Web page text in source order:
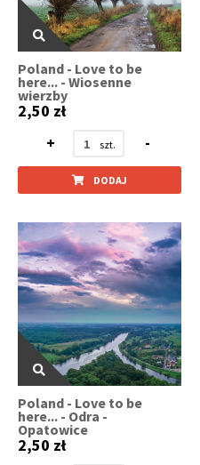
Poland - Love to be
here... - Wiosenne
wierzby
2,50 zł
+
-
DODAJ
Poland - Love to be
here... - Odra -
Opatowice
2,50 zł